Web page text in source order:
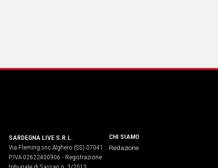
SARDEGNA LIVE S.R.L.
Via Fleming snc Alghero (SS) 07041
P.IVA 02622400906 - Registrazione
CHI SIAMO
Redazione